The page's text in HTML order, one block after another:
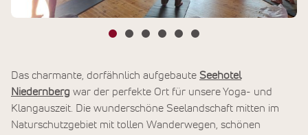
Das charmante, dorfähnlich aufgebaute Seehotel
Niedernberg war der perfekte Ort für unsere Yoga- und
Klangauszeit. Die wunderschöne Seelandschaft mitten im
Naturschutzgebiet mit tollen Wanderwegen, schönen